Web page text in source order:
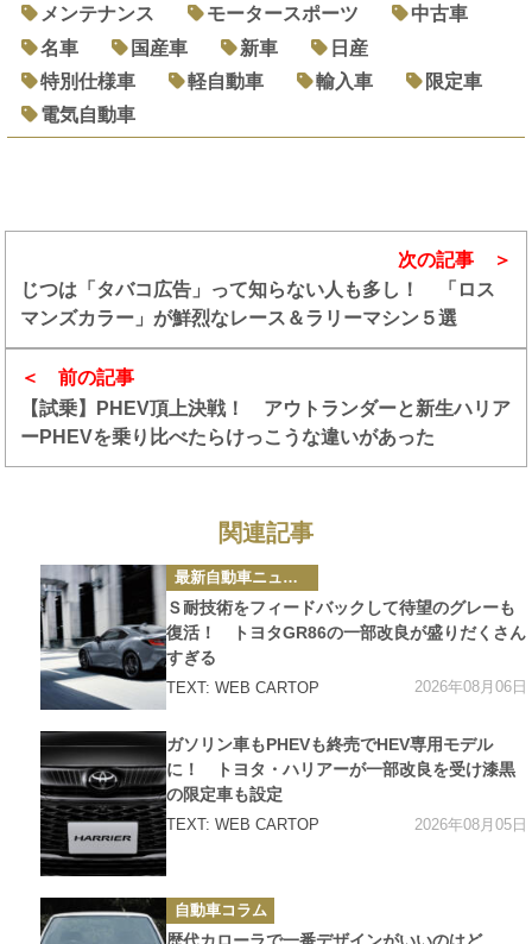
メンテナンス
モータースポーツ
中古車
名車
国産車 新車
日産
特別仕様車
軽自動車 輸入車
限定車
電気自動車
前の記事
【試乗】PHEV頂上決戦！ アウトランダーと新生ハリア
ーPHEVを乗り比べたらけっこうな違いがあった
次の記事
じつは「タバコ広告」って知らない人も多し！ 「ロス
マンズカラー」が鮮烈なレース＆ラリーマシン５選
関連記事
カ
テ
ゴ
リ
ー
最新自動車ニュース
Ｓ耐技術をフィードバックして待望のグレーも
復活！ トヨタGR86の一部改良が盛りだくさん
すぎる
TEXT: WEB CARTOP 2026年08月06日
カ
テ
ゴ
リ
ー
ガソリン車もPHEVも終売でHEV専用モデル
に！ トヨタ・ハリアーが一部改良を受け漆黒
の限定車も設定
TEXT: WEB CARTOP 2026年08月05日
カ
テ
ゴ
自動車コラム
歴代カローラで一番デザインがいいのはど